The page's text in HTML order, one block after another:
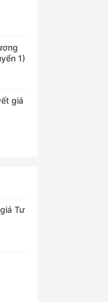
1)
giá
Tư